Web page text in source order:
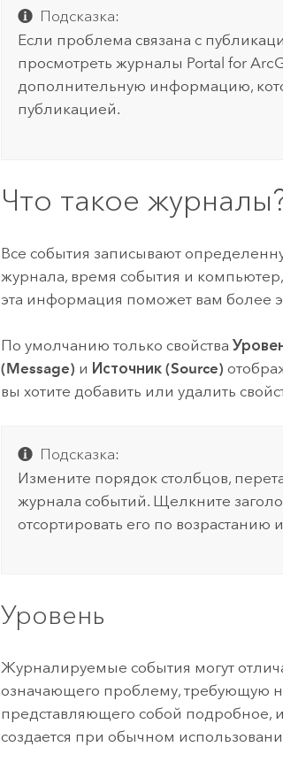
Подсказка:
Если проблема связана с
просмотреть журналы Portal for
дополнительную информацию,
публикацией.
Что такое
Все события записывают
журнала, время события и
эта информация поможет вам более
По умолчанию только свойства
(Message) и Источник (Source)
вы хотите добавить или удалить
Подсказка:
Измените порядок столбцов,
журнала событий. Щелкните
отсортировать его по
Уровень
Журналируемые события могут
означающего проблему, требующую
представляющего собой подробное,
создается при обычном